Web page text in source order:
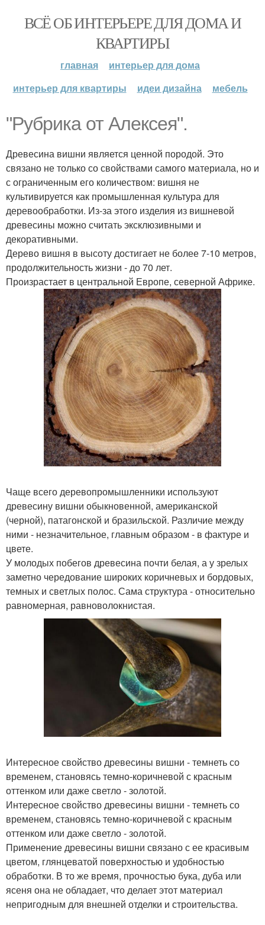
ВСЁ ОБ ИНТЕРЬЕРЕ ДЛЯ ДОМА И
КВАРТИРЫ
главная
интерьер для дома
интерьер для квартиры
идеи дизайна мебель
"Рубрика от Алексея".
Древесина вишни является ценной породой. Это
связано не только со свойствами самого материала, но и
с ограниченным его количеством: вишня не
культивируется как промышленная культура для
деревообработки. Из-за этого изделия из вишневой
древесины можно считать эксклюзивными и
декоративными.
Дерево вишня в высоту достигает не более 7-10 метров,
продолжительность жизни - до 70 лет.
Произрастает в центральной Европе, северной Африке.
Чаще всего деревопромышленники используют
древесину вишни обыкновенной, американской
(черной), патагонской и бразильской. Различие между
ними - незначительное, главным образом - в фактуре и
цвете.
У молодых побегов древесина почти белая, а у зрелых
заметно чередование широких коричневых и бордовых,
темных и светлых полос. Сама структура - относительно
равномерная, равноволокнистая.
Интересное свойство древесины вишни - темнеть со
временем, становясь темно-коричневой с красным
оттенком или даже светло - золотой.
Интересное свойство древесины вишни - темнеть со
временем, становясь темно-коричневой с красным
оттенком или даже светло - золотой.
Применение древесины вишни связано с ее красивым
цветом, глянцеватой поверхностью и удобностью
обработки. В то же время, прочностью бука, дуба или
ясеня она не обладает, что делает этот материал
непригодным для внешней отделки и строительства.